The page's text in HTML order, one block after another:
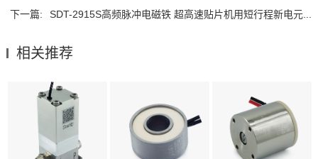
下一篇:
SDT-2915S高频脉冲电磁铁 超高速贴片机用短行程新电元...
相关推荐